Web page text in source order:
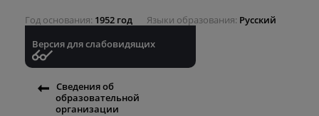
Год основания 1952 год Языки образования Русский
Версия для слабовидящих
Сведения об
образовательной
организации